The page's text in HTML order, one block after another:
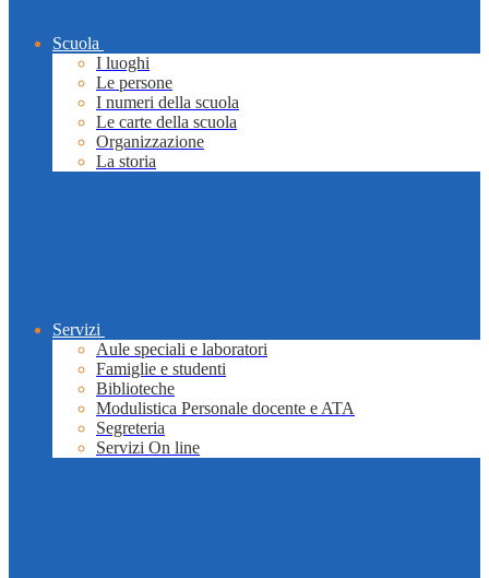
Scuola
I luoghi
Le persone
I numeri della scuola
Le carte della scuola
Organizzazione
La storia
Servizi
Aule speciali e laboratori
Famiglie e studenti
Biblioteche
Modulistica Personale docente e ATA
Segreteria
Servizi On line